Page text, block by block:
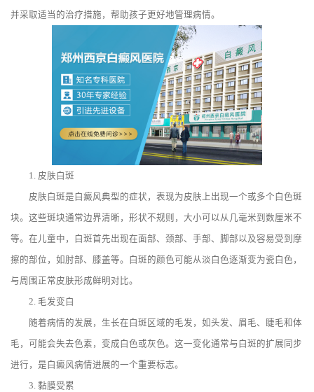
并采取适当的治疗措施，帮助孩子更好地管理病情。
1. 皮肤白斑
皮肤白斑是白癜风典型的症状，表现为皮肤上出现一个或多个白色斑
块。这些斑块通常边界清晰，形状不规则，大小可以从几毫米到数厘米不
等。在儿童中，白斑首先出现在面部、颈部、手部、脚部以及容易受到摩
擦的部位，如肘部、膝盖等。白斑的颜色可能从淡白色逐渐变为瓷白色，
与周围正常皮肤形成鲜明对比。
2. 毛发变白
随着病情的发展，生长在白斑区域的毛发，如头发、眉毛、睫毛和体
毛，可能会失去色素，变成白色或灰色。这一变化通常与白斑的扩展同步
进行，是白癜风病情进展的一个重要标志。
3. 黏膜受累